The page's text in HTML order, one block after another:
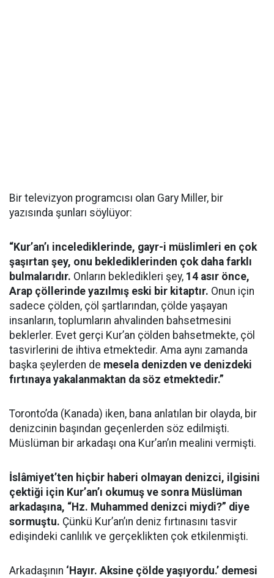
Bir televizyon programcısı olan Gary Miller, bir
yazısında şunları söylüyor:
“Kur’an’ı incelediklerinde, gayr-i müslimleri en çok
şaşırtan şey, onu beklediklerinden çok daha farklı
bulmalarıdır. Onların bekledikleri şey, 14 asır önce,
Arap çöllerinde yazılmış eski bir kitaptır. Onun için
sadece çölden, çöl şartlarından, çölde yaşayan
insanların, toplumların ahvalinden bahsetmesini
beklerler. Evet gerçi Kur’an çölden bahsetmekte, çöl
tasvirlerini de ihtiva etmektedir. Ama aynı zamanda
başka şeylerden de mesela denizden ve denizdeki
fırtınaya yakalanmaktan da söz etmektedir.”
Toronto’da (Kanada) iken, bana anlatılan bir olayda, bir
denizcinin başından geçenlerden söz edilmişti.
Müslüman bir arkadaşı ona Kur’an’ın mealini vermişti.
İslâmiyet’ten hiçbir haberi olmayan denizci, ilgisini
çektiği için Kur’an’ı okumuş ve sonra Müslüman
arkadaşına, “Hz. Muhammed denizci miydi?” diye
sormuştu. Çünkü Kur’an’ın deniz fırtınasını tasvir
edişindeki canlılık ve gerçeklikten çok etkilenmişti.
Arkadaşının ‘Hayır. Aksine çölde yaşıyordu.’ demesi